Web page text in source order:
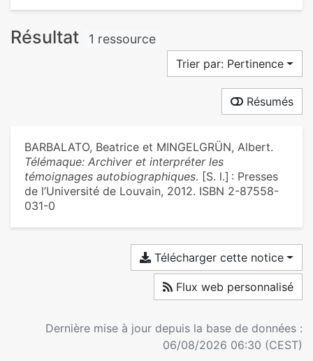
Résultat 1 ressource
Trier par: Pertinence
Résumés
BARBALATO, Beatrice et MINGELGRÜN, Albert.
Télémaque: Archiver et interpréter les
témoignages autobiographiques. [S. l.] : Presses
de l’Université de Louvain, 2012. ISBN 2-87558-
031-0
Télécharger cette notice
Flux web personnalisé
Dernière mise à jour depuis la base de données :
06/08/2026 06:30 (CEST)